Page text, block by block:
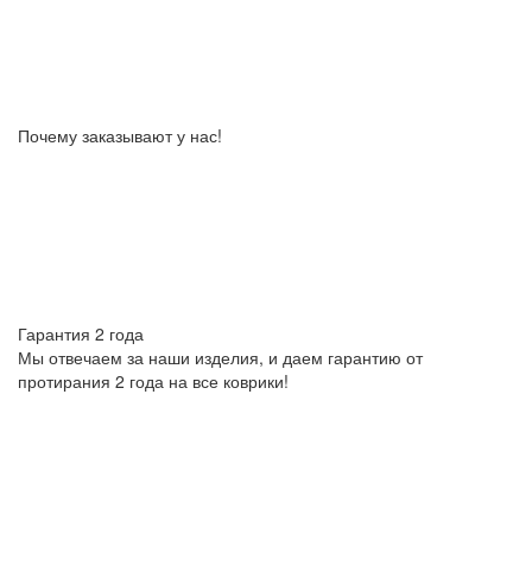
Почему заказывают у нас!
Гарантия 2 года
Мы отвечаем за наши изделия, и даем гарантию от
протирания 2 года на все коврики!